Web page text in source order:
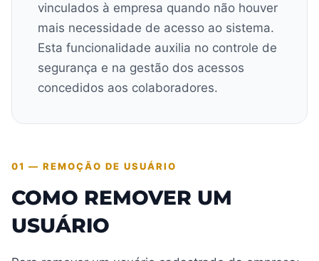
vinculados à empresa quando não houver
mais necessidade de acesso ao sistema.
Esta funcionalidade auxilia no controle de
segurança e na gestão dos acessos
concedidos aos colaboradores.
01 — REMOÇÃO DE USUÁRIO
COMO REMOVER UM
USUÁRIO